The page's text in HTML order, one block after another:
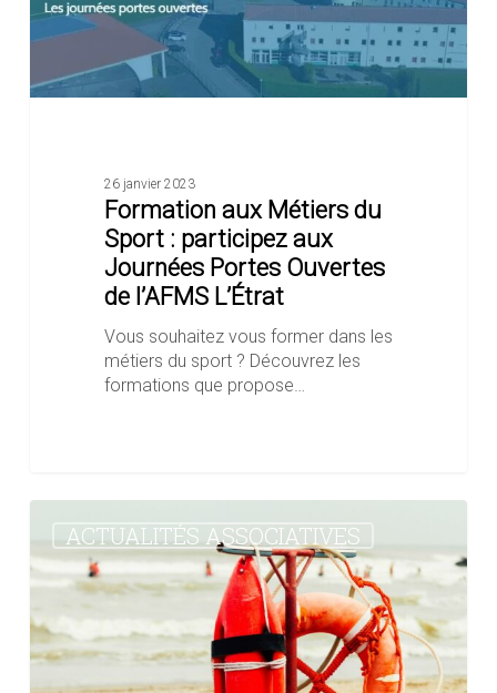
Journées
Portes
de
26 janvier 2023
Formation aux Métiers du
Sport : participez aux
Journées Portes Ouvertes
de l’AFMS L’Étrat
Vous souhaitez vous former dans les
métiers du sport ? Découvrez les
formations que propose…
L’Étrat
propose
des
sessions
pour
l’obtention
du
ACTUALITÉS ASSOCIATIVES